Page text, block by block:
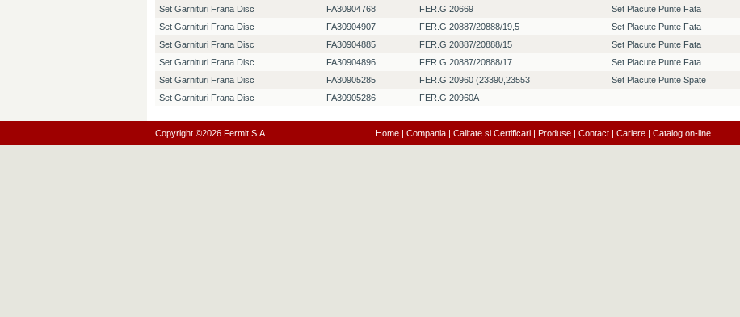
Set Garnituri Frana Disc
FA30904768 FER.G 20669 Set Placute Punte Fata
Set Garnituri Frana Disc
FA30904907 FER.G 20887/20888/19,5 Set Placute Punte Fata
Set Garnituri Frana Disc
FA30904885 FER.G 20887/20888/15 Set Placute Punte Fata
Set Garnituri Frana Disc
FA30904896 FER.G 20887/20888/17 Set Placute Punte Fata
Set Garnituri Frana Disc
FA30905285 FER.G 20960 (23390,23553 Set Placute Punte Spate
Set Garnituri Frana Disc
FA30905286 FER.G 20960A
Copyright ©2026 Fermit S.A. Home| Compania| Calitate si Certificari| Produse| Contact| Cariere| Catalog on-line